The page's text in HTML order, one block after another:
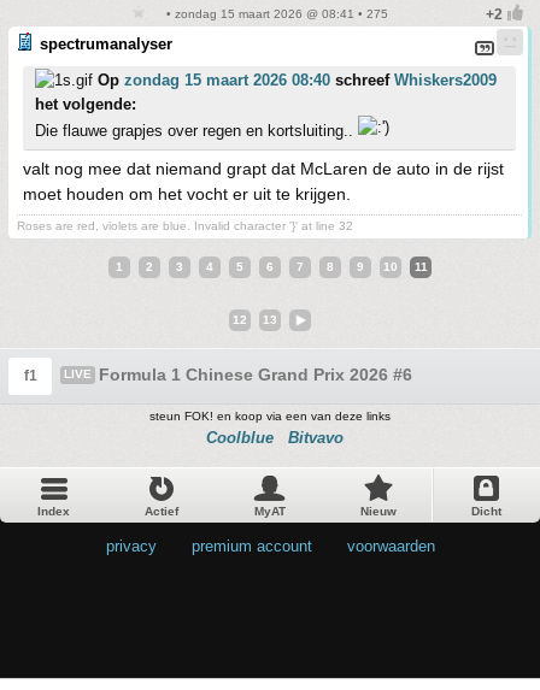
• zondag 15 maart 2026 @ 08:41 • 275
spectrumanalyser
Op zondag 15 maart 2026 08:40 schreef Whiskers2009
het volgende:
Die flauwe grapjes over regen en kortsluiting..
valt nog mee dat niemand grapt dat McLaren de auto in de rijst
moet houden om het vocht er uit te krijgen.
Roses are red, violets are blue. Invalid character '}' at line 32
1 2 3 4 5 6 7 8 9 10 11
12 13
f1 LIVE Formula 1 Chinese Grand Prix 2026 #6
steun FOK! en koop via een van deze links
Coolblue Bitvavo
Index Actief MyAT Nieuw Dicht
privacy premium account voorwaarden